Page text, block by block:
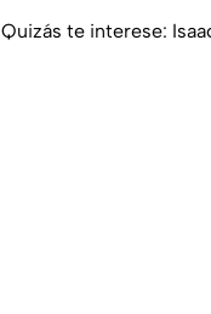
Quizás te interese: